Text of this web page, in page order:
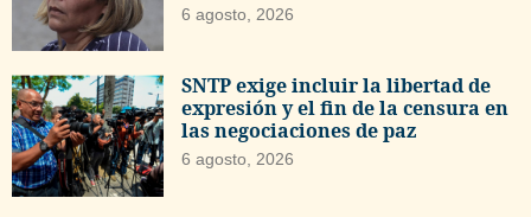
6 agosto, 2026
SNTP exige incluir la libertad de
expresión y el fin de la censura en
las negociaciones de paz
6 agosto, 2026